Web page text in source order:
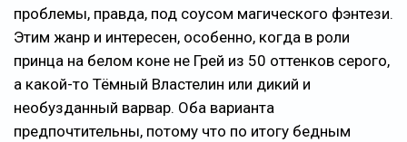
проблемы, правда, под соусом магического фэнтези.
Этим жанр и интересен, особенно, когда в роли
принца на белом коне не Грей из 50 оттенков серого,
а какой-то Тёмный Властелин или дикий и
необузданный варвар. Оба варианта
предпочтительны, потому что по итогу бедным